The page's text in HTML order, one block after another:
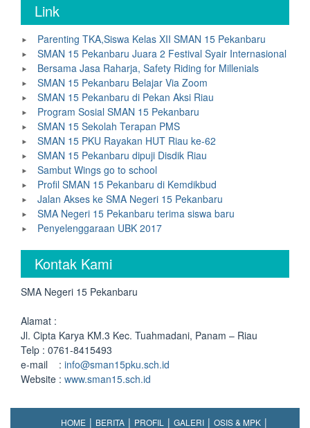
Link
Parenting TKA,Siswa Kelas XII SMAN 15 Pekanbaru
SMAN 15 Pekanbaru Juara 2 Festival Syair Internasional
Bersama Jasa Raharja, Safety Riding for Millenials
SMAN 15 Pekanbaru Belajar Via Zoom
SMAN 15 Pekanbaru di Pekan Aksi Riau
Program Sosial SMAN 15 Pekanbaru
SMAN 15 Sekolah Terapan PMS
SMAN 15 PKU Rayakan HUT Riau ke-62
SMAN 15 Pekanbaru dipuji Disdik Riau
Sambut Wings go to school
Profil SMAN 15 Pekanbaru di Kemdikbud
Jalan Akses ke SMA Negeri 15 Pekanbaru
SMA Negeri 15 Pekanbaru terima siswa baru
Penyelenggaraan UBK 2017
Kontak Kami
SMA Negeri 15 Pekanbaru
Alamat :
Jl. Cipta Karya KM.3 Kec. Tuahmadani, Panam – Riau
Telp : 0761-8415493
e-mail : info@sman15pku.sch.id
Website : www.sman15.sch.id
HOME BERITA PROFIL GALERI OSIS & MPK